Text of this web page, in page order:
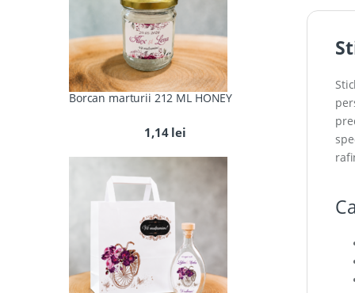
Borcan marturii 212 ML HONEY
1,14 lei